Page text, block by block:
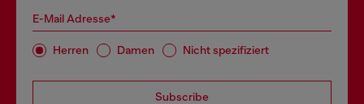
E-Mail Adresse*
Herren Damen Nicht spezifiziert
Subscribe